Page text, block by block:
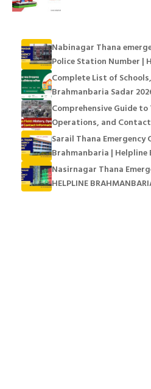
Nabinagar Thana
Police Station Number |
Complete List of
Brahmanbaria Sadar
Comprehensive Guide
Operations, and
Sarail Thana
Brahmanbaria |
Nasirnagar Thana
HELPLINE